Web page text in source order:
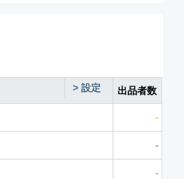
> 設定 出品者数
-
-
-